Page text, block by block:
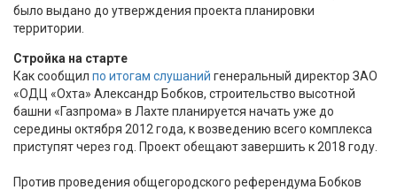
было выдано до утверждения проекта планировки
территории.
Стройка на старте
Как сообщил по итогам слушаний генеральный директор ЗАО
«ОДЦ «Охта» Александр Бобков, строительство высотной
башни «Газпрома» в Лахте планируется начать уже до
середины октября 2012 года, к возведению всего комплекса
приступят через год. Проект обещают завершить к 2018 году.
Против проведения общегородского референдума Бобков